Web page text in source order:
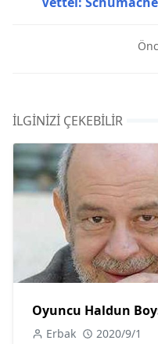
İLGINIZI ÇEKEBILIR
Oyuncu Haldun
Erbak 2020/9/1